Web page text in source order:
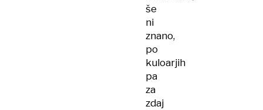
še
ni
znano,
po
kuloarjih
pa
za
zdaj